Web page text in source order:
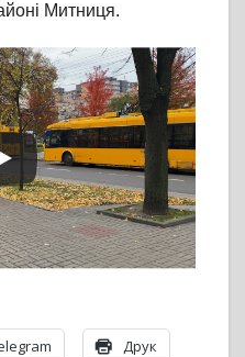
Митниця.
Друк